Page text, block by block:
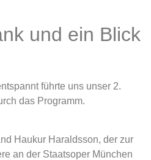
und ein Blick
führte uns unser 2.
das Programm.
Haukur Haraldsson, der zur
an der Staatsoper München